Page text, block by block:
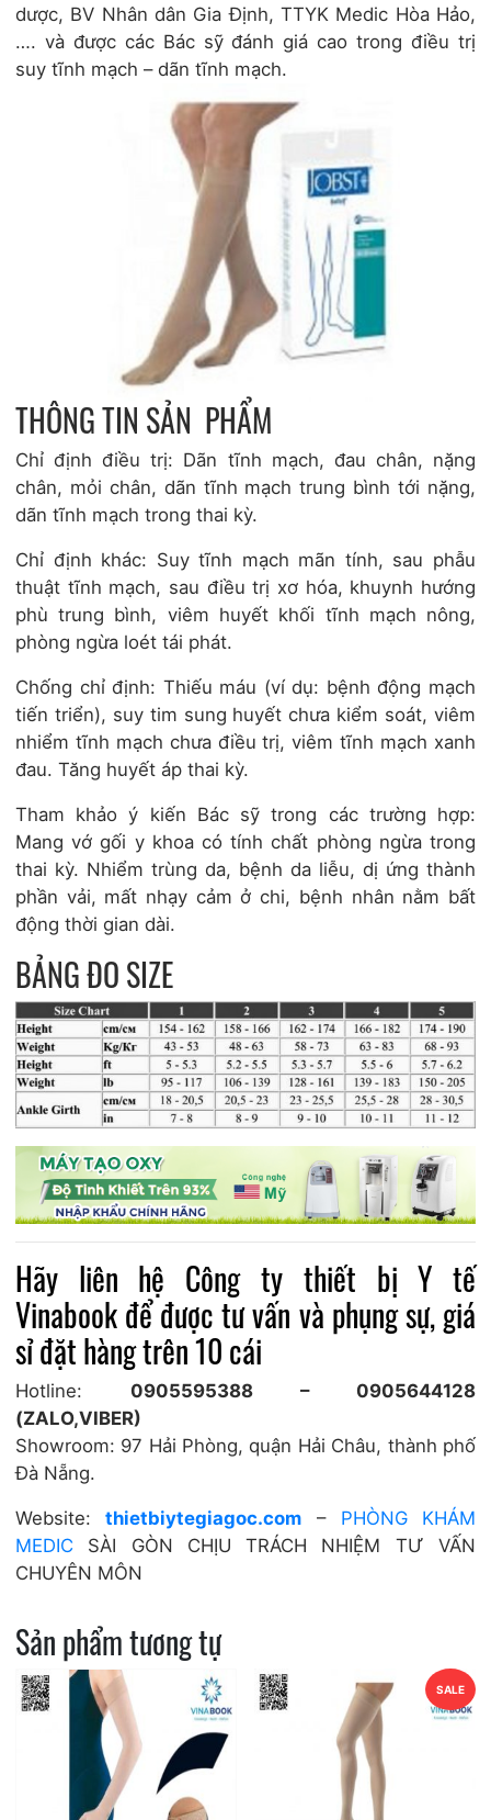
dược, BV Nhân dân Gia Định, TTYK Medic Hòa Hảo,
…. và được các Bác sỹ đánh giá cao trong điều trị
suy tĩnh mạch – dãn tĩnh mạch.
THÔNG TIN SẢN PHẨM
Chỉ định điều trị: Dãn tĩnh mạch, đau chân, nặng
chân, mỏi chân, dãn tĩnh mạch trung bình tới nặng,
dãn tĩnh mạch trong thai kỳ.
Chỉ định khác: Suy tĩnh mạch mãn tính, sau phẫu
thuật tĩnh mạch, sau điều trị xơ hóa, khuynh hướng
phù trung bình, viêm huyết khối tĩnh mạch nông,
phòng ngừa loét tái phát.
Chống chỉ định: Thiếu máu (ví dụ: bệnh động mạch
tiến triển), suy tim sung huyết chưa kiểm soát, viêm
nhiểm tĩnh mạch chưa điều trị, viêm tĩnh mạch xanh
đau. Tăng huyết áp thai kỳ.
Tham khảo ý kiến Bác sỹ trong các trường hợp:
Mang vớ gối y khoa có tính chất phòng ngừa trong
thai kỳ. Nhiểm trùng da, bệnh da liễu, dị ứng thành
phần vải, mất nhạy cảm ở chi, bệnh nhân nằm bất
động thời gian dài.
BẢNG ĐO SIZE
Hãy liên hệ Công ty thiết bị Y tế
Vinabookđể được tư vấn và phụng sự, giá
sỉ đặt hàng trên 10 cái
Hotline: 0905595388 – 0905644128
(ZALO,VIBER)
Showroom: 97 Hải Phòng, quận Hải Châu, thành phố
Đà Nẵng.
Website:thietbiytegiagoc.com – PHÒNG KHÁM
MEDICSÀI GÒN CHỊU TRÁCH NHIỆM TƯ VẤN
CHUYÊN MÔN
Sản phẩm tương tự
SALE